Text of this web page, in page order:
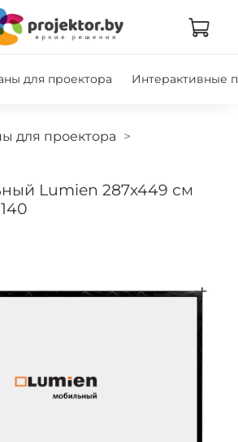
для проектора Интерактивные
для проектора
Lumien 287x449 см